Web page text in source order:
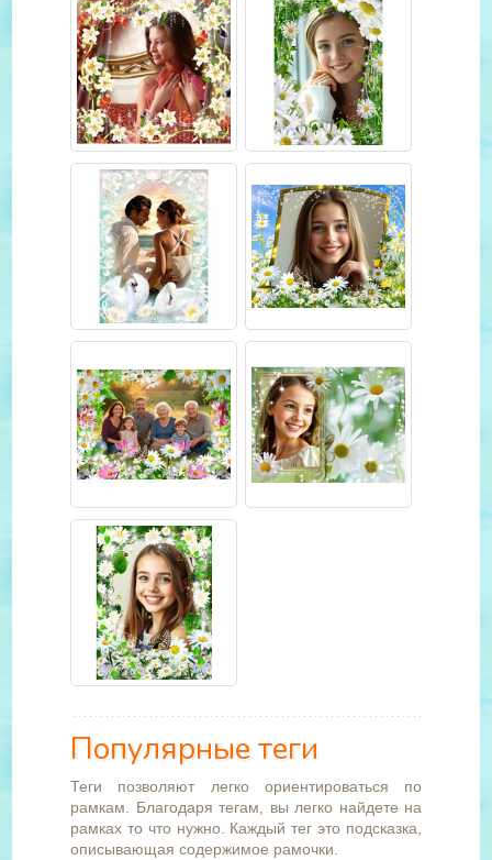
Популярные теги
Теги позволяют легко ориентироваться по
рамкам. Благодаря тегам, вы легко найдете на
рамках то что нужно. Каждый тег это подсказка,
описывающая содержимое рамочки.